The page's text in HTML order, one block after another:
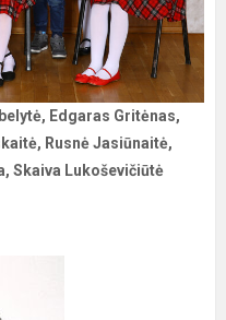
Edgaras Gritėnas,
Rusnė Jasiūnaitė,
Skaiva Lukoševičiūtė